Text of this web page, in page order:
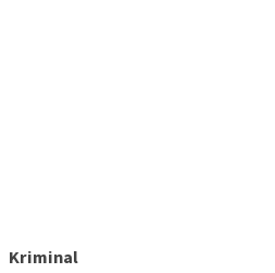
Kriminal